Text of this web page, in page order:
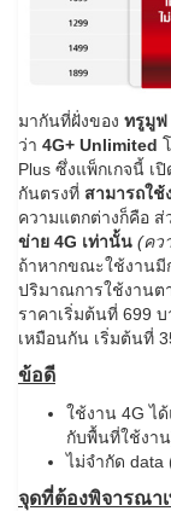
มากันที่ฝั่งของ ทรูมูฟ
ว่า 4G+ Unlimited
Plus ซึ่งแพ็กเกจนี้
กันตรงที่ สามารถใช้
ความแตกต่างก็คือ
ข่าย 4G เท่านั้น (คว
ถ้าหากขณะใช้งานมี
ปริมาณการใช้งานต
ราคาเริ่มต้นที่ 699
เหมือนกัน เริ่มต้นที่
ข้อดี
ใช้งาน 4G ไ
กับพื้นที่ใช้งา
ไม่จำกัด data
จุดที่ต้องพิจารณา